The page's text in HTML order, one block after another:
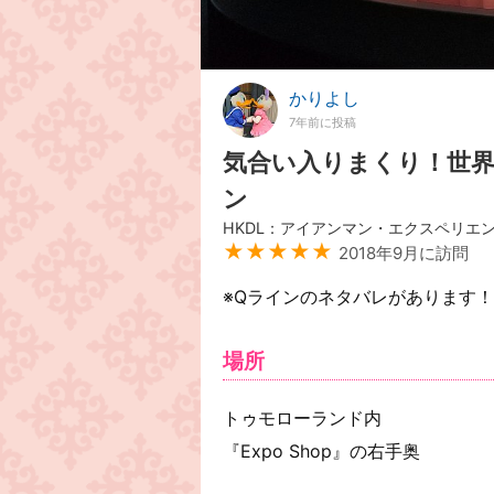
かりよし
7年前に投稿
気合い入りまくり！世
ン
HKDL：アイアンマン・エクスペリエ
★★★★★ 2018年9月に訪問
※Qラインのネタバレがあります
場所
トゥモローランド内
『Expo Shop』の右手奥